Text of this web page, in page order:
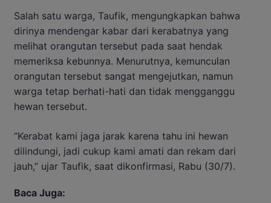
Salah satu warga, Taufik, mengungkapkan bahwa
dirinya mendengar kabar dari kerabatnya yang
melihat orangutan tersebut pada saat hendak
memeriksa kebunnya. Menurutnya, kemunculan
orangutan tersebut sangat mengejutkan, namun
warga tetap berhati-hati dan tidak mengganggu
hewan tersebut.
“Kerabat kami jaga jarak karena tahu ini hewan
dilindungi, jadi cukup kami amati dan rekam dari
jauh,” ujar Taufik, saat dikonfirmasi, Rabu (30/7).
Baca Juga: